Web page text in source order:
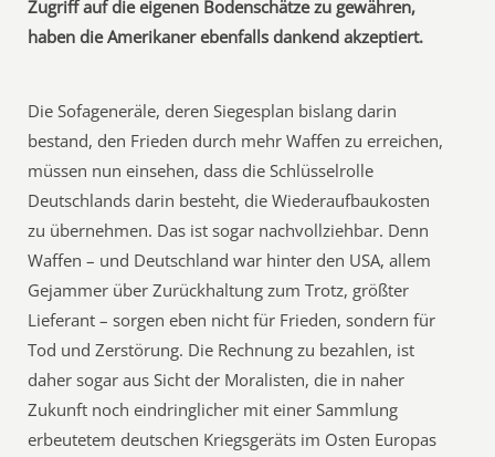
Zugriff auf die eigenen Bodenschätze zu gewähren,
haben die Amerikaner ebenfalls dankend akzeptiert.
Die Sofageneräle, deren Siegesplan bislang darin
bestand, den Frieden durch mehr Waffen zu erreichen,
müssen nun einsehen, dass die Schlüsselrolle
Deutschlands darin besteht, die Wiederaufbaukosten
zu übernehmen. Das ist sogar nachvollziehbar. Denn
Waffen – und Deutschland war hinter den USA, allem
Gejammer über Zurückhaltung zum Trotz, größter
Lieferant – sorgen eben nicht für Frieden, sondern für
Tod und Zerstörung. Die Rechnung zu bezahlen, ist
daher sogar aus Sicht der Moralisten, die in naher
Zukunft noch eindringlicher mit einer Sammlung
erbeutetem deutschen Kriegsgeräts im Osten Europas